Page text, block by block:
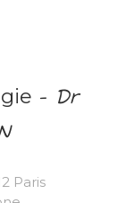
- Dr
Paris